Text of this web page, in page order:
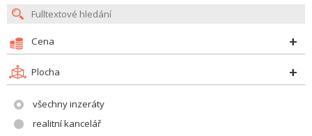
Cena
Plocha
všechny inzeráty
realitní kancelář